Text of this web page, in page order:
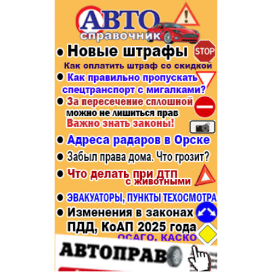
Афиша
Строительство и ремонт
Авто и мото
Рестораны, кафе, бары
Спорт Фитнес
Недвижимость
Красота Косметология
Телекоммуникации и связь
Торговля
Бизнес и финансы
Юристы, Экспертиза, Страхование
Ремонт
Социальные организации
Это интересно
Администрация
Популярное →
Строительство и ремонт